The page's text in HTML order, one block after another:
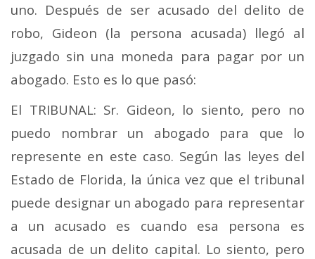
uno. Después de ser acusado del delito de
robo, Gideon (la persona acusada) llegó al
juzgado sin una moneda para pagar por un
abogado. Esto es lo que pasó:
El TRIBUNAL: Sr. Gideon, lo siento, pero no
puedo nombrar un abogado para que lo
represente en este caso. Según las leyes del
Estado de Florida, la única vez que el tribunal
puede designar un abogado para representar
a un acusado es cuando esa persona es
acusada de un delito capital. Lo siento, pero